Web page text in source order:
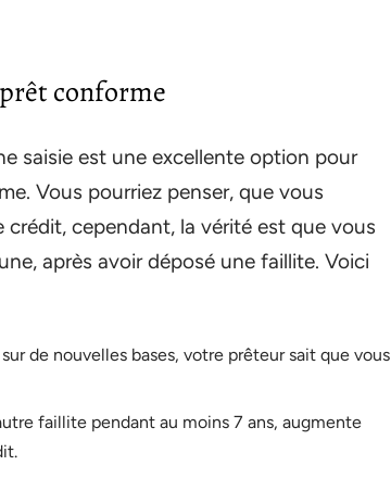
conforme
saisie est une excellente option pour
Vous pourriez penser, que vous
cependant, la vérité est que vous
après avoir déposé une faillite. Voici
de nouvelles bases, votre prêteur sait que vous
faillite pendant au moins 7 ans, augmente